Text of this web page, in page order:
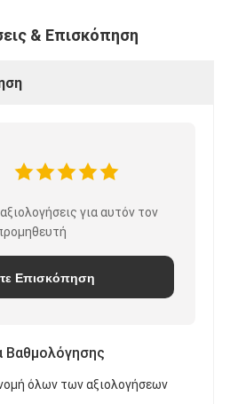
& Επισκόπηση
για αυτόν τον
Επισκόπηση
Βαθμολόγησης
όλων των αξιολογήσεων